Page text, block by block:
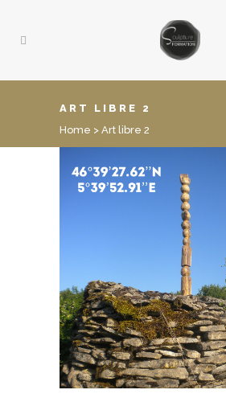
ART LIBRE 2
Home > Art libre 2